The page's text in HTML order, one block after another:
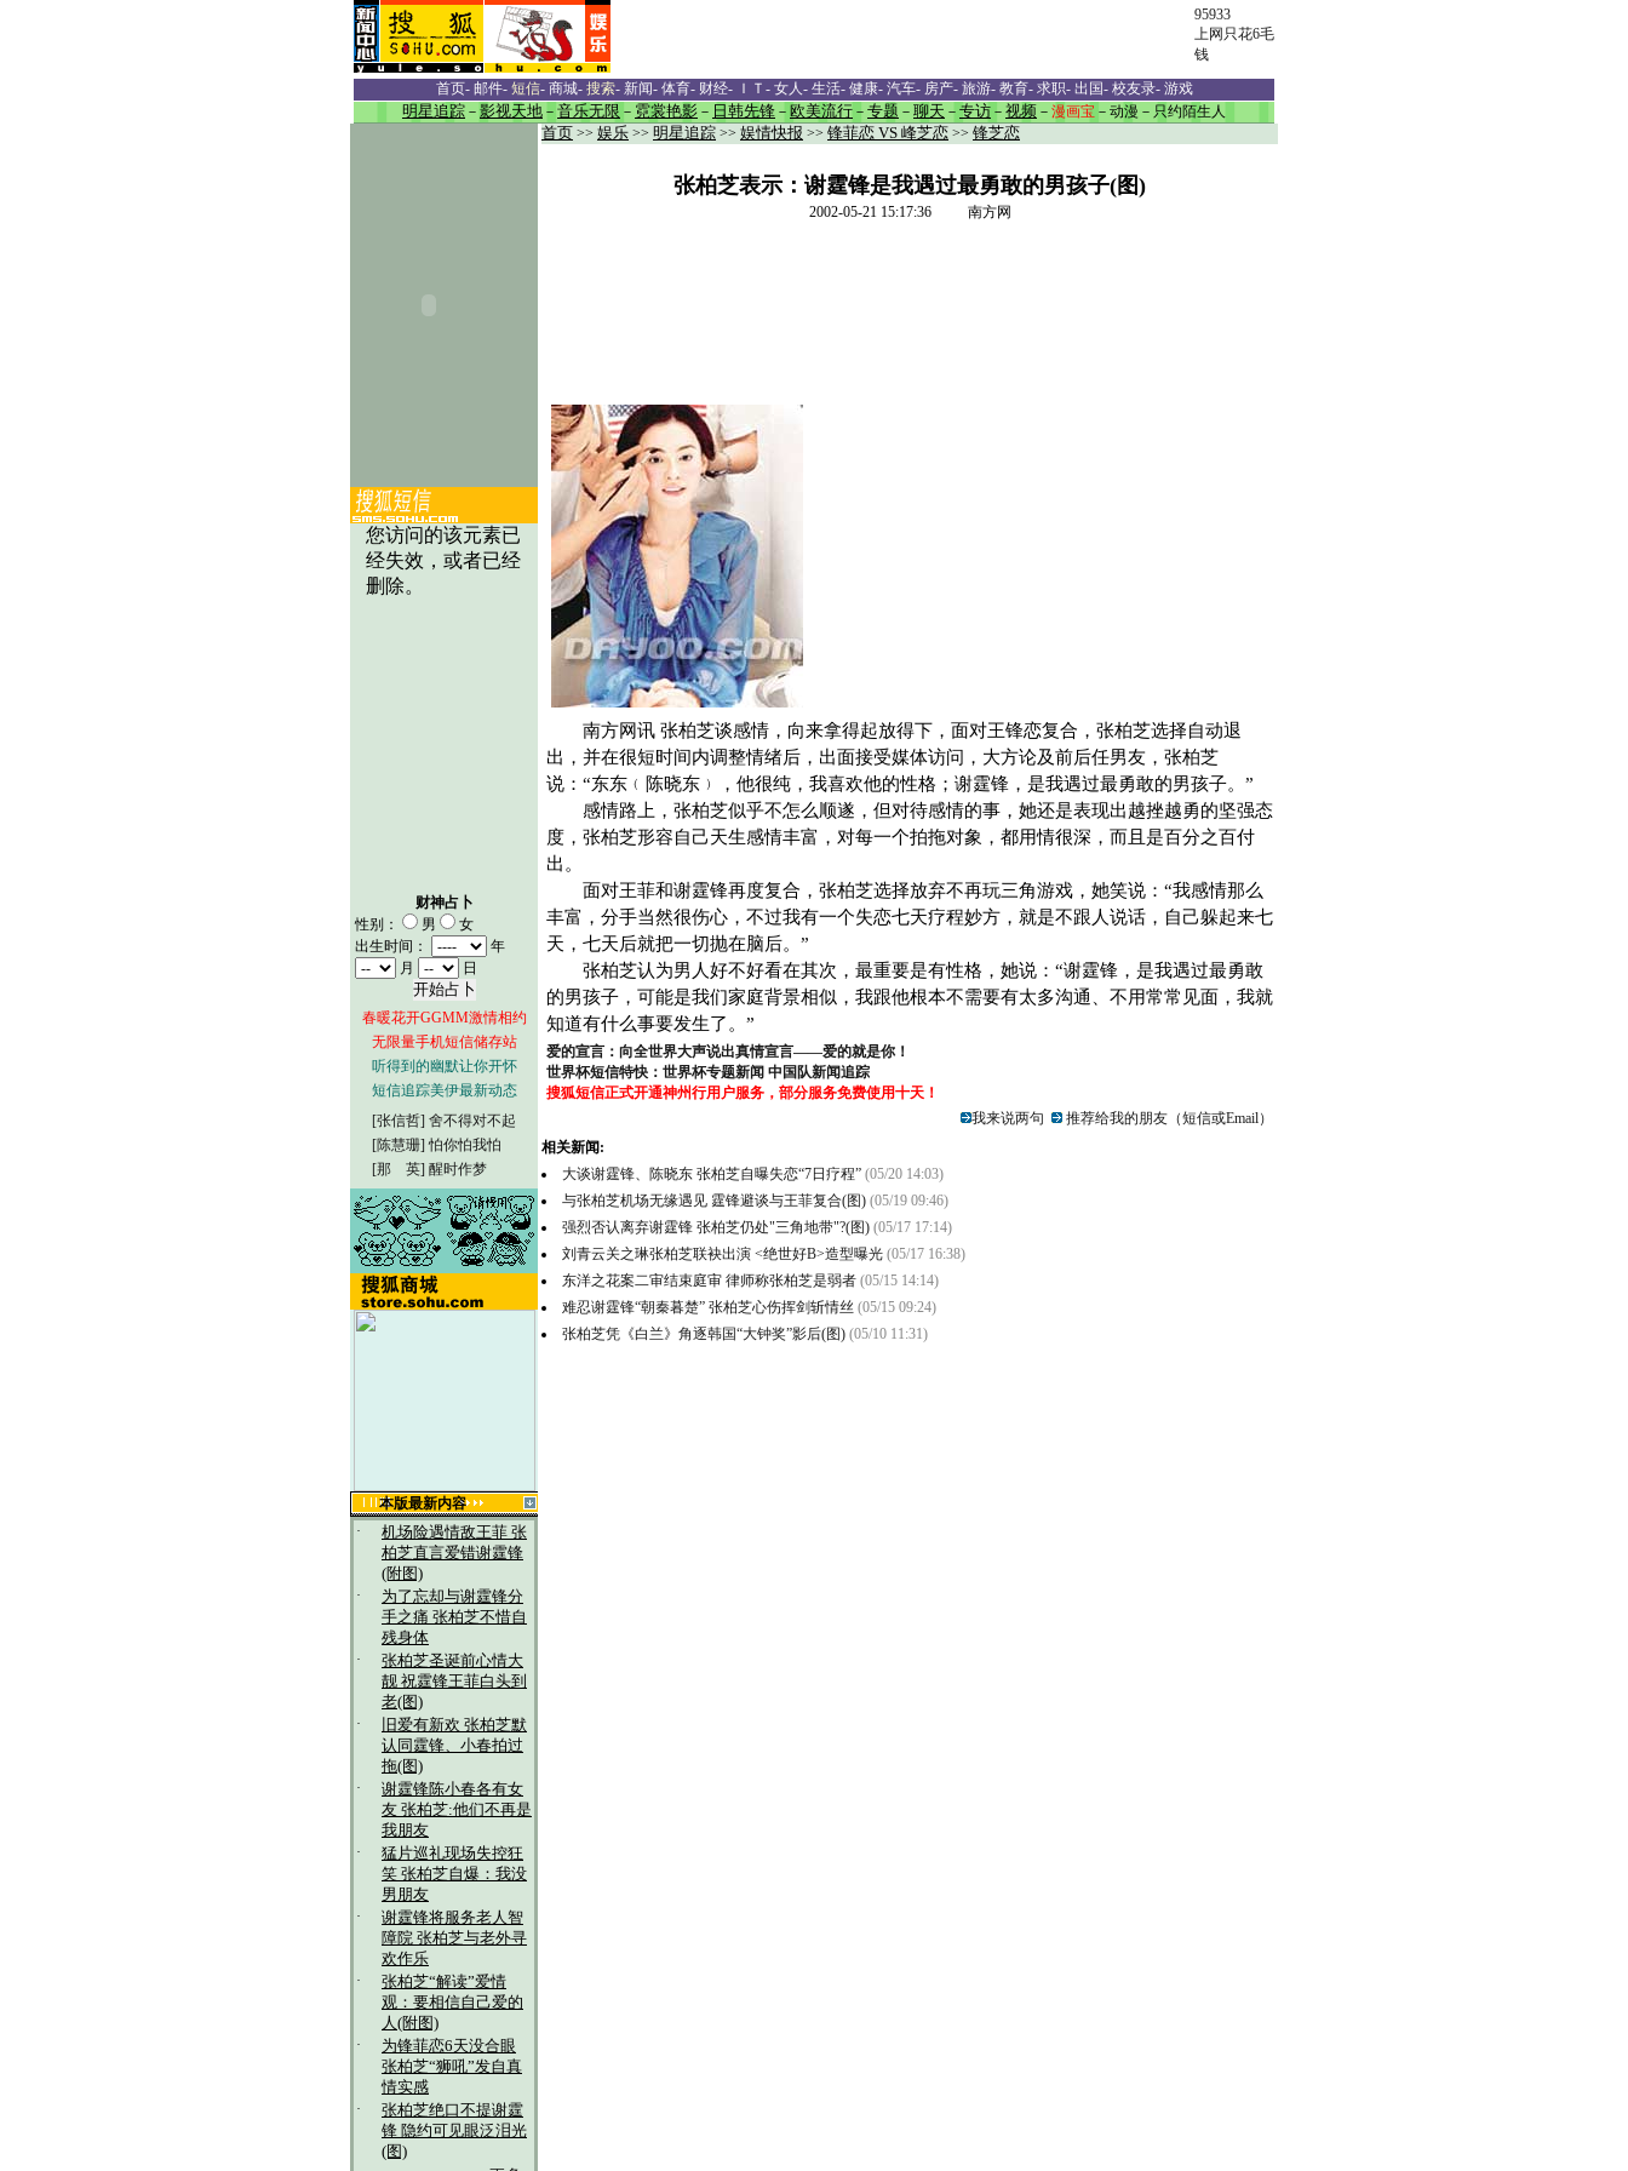
95933
上网只花6毛
钱
首页- 邮件- 短信- 商城- 搜索- 新闻- 体育- 财经- ＩＴ - 女人- 生活- 健康- 汽车- 房产- 旅游- 教育- 求职- 出国- 校友录- 游戏
明星追踪 － 影视天地 － 音乐无限 － 霓裳艳影 － 日韩先锋 － 欧美流行 － 专题 － 聊天 － 专访 － 视频 － 漫画宝 － 动漫 － 只约陌生人
财神占卜
性别：
男
女
出生时间：
年
月
日
春暖花开GGMM激情相约
无限量手机短信储存站
听得到的幽默让你开怀
短信追踪美伊最新动态
[张信哲] 舍不得对不起
[陈慧珊] 怕你怕我怕
[那 英] 醒时作梦
本版最新内容
·
机场险遇情敌王菲 张
柏芝直言爱错谢霆锋
(附图)
·
为了忘却与谢霆锋分
手之痛 张柏芝不惜自
残身体
·
张柏芝圣诞前心情大
靓 祝霆锋王菲白头到
老(图)
·
旧爱有新欢 张柏芝默
认同霆锋、小春拍过
拖(图)
·
谢霆锋陈小春各有女
友 张柏芝:他们不再是
我朋友
·
猛片巡礼现场失控狂
笑 张柏芝自爆：我没
男朋友
·
谢霆锋将服务老人智
障院 张柏芝与老外寻
欢作乐
·
张柏芝“解读”爱情
观：要相信自己爱的
人(附图)
·
为锋菲恋6天没合眼
张柏芝“狮吼”发自真
情实感
·
张柏芝绝口不提谢霆
锋 隐约可见眼泛泪光
(图)
首页 >> 娱乐 >> 明星追踪 >> 娱情快报 >> 锋菲恋 VS 峰芝恋 >> 锋芝恋
张柏芝表示：谢霆锋是我遇过最勇敢的男孩子(图)
2002-05-21 15:17:36 南方网
南方网讯 张柏芝谈感情，向来拿得起放得下，面对王锋恋复合，张柏芝选择自动退
出，并在很短时间内调整情绪后，出面接受媒体访问，大方论及前后任男友，张柏芝
说：“东东﹙陈晓东﹚，他很纯，我喜欢他的性格；谢霆锋，是我遇过最勇敢的男孩子。”
感情路上，张柏芝似乎不怎么顺遂，但对待感情的事，她还是表现出越挫越勇的坚强态
度，张柏芝形容自己天生感情丰富，对每一个拍拖对象，都用情很深，而且是百分之百付
出。
面对王菲和谢霆锋再度复合，张柏芝选择放弃不再玩三角游戏，她笑说：“我感情那么
丰富，分手当然很伤心，不过我有一个失恋七天疗程妙方，就是不跟人说话，自己躲起来七
天，七天后就把一切抛在脑后。”
张柏芝认为男人好不好看在其次，最重要是有性格，她说：“谢霆锋，是我遇过最勇敢
的男孩子，可能是我们家庭背景相似，我跟他根本不需要有太多沟通、不用常常见面，我就
知道有什么事要发生了。”
爱的宣言：向全世界大声说出真情宣言——爱的就是你！
世界杯短信特快：世界杯专题新闻 中国队新闻追踪
搜狐短信正式开通神州行用户服务，部分服务免费使用十天！
我来说两句
推荐给我的朋友（短信或Email）
相关新闻:
大谈谢霆锋、陈晓东 张柏芝自曝失恋“7日疗程” (05/20 14:03)
与张柏芝机场无缘遇见 霆锋避谈与王菲复合(图) (05/19 09:46)
强烈否认离弃谢霆锋 张柏芝仍处"三角地带"?(图) (05/17 17:14)
刘青云关之琳张柏芝联袂出演 <绝世好B>造型曝光 (05/17 16:38)
东洋之花案二审结束庭审 律师称张柏芝是弱者 (05/15 14:14)
难忍谢霆锋“朝秦暮楚” 张柏芝心伤挥剑斩情丝 (05/15 09:24)
张柏芝凭《白兰》角逐韩国“大钟奖”影后(图) (05/10 11:31)